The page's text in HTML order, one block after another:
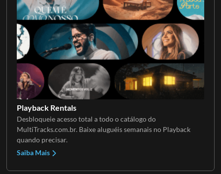
Playback Rentals
Desbloqueie acesso total a todo o catálogo do
MultiTracks.com.br. Baixe aluguéis semanais no Playback
quando precisar.
Saiba Mais